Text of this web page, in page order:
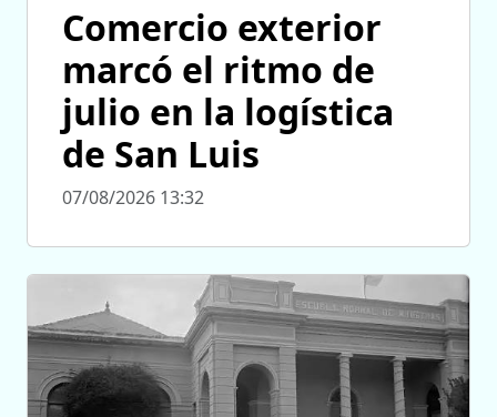
Comercio exterior
marcó el ritmo de
julio en la logística
de San Luis
07/08/2026 13:32